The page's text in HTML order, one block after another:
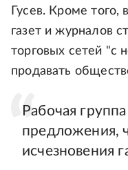
Гусев. Кроме того,
газет и журналов
торговых сетей "с
продавать
Рабочая
предложения,
исчезновения